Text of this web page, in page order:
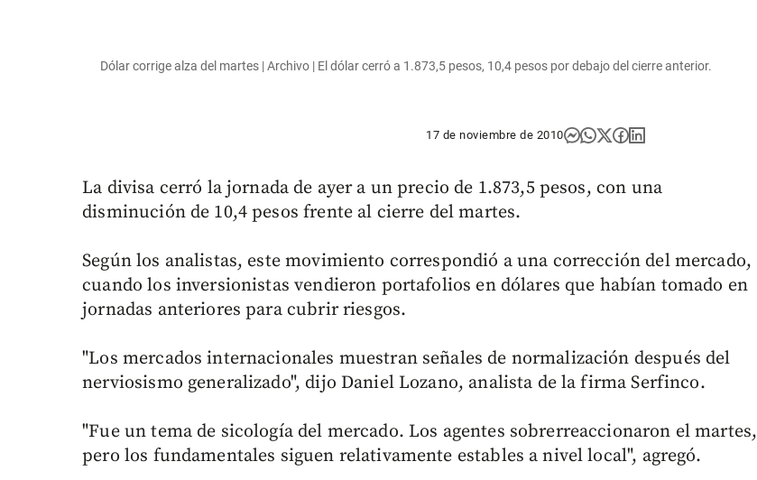
Dólar corrige alza del martes | Archivo | El dólar cerró a 1.873,5 pesos, 10,4 pesos por debajo del cierre anterior.
17 de noviembre de 2010
La divisa cerró la jornada de ayer a un precio de 1.873,5 pesos, con una
disminución de 10,4 pesos frente al cierre del martes.
Según los analistas, este movimiento correspondió a una corrección del mercado,
cuando los inversionistas vendieron portafolios en dólares que habían tomado en
jornadas anteriores para cubrir riesgos.
"Los mercados internacionales muestran señales de normalización después del
nerviosismo generalizado", dijo Daniel Lozano, analista de la firma Serfinco.
"Fue un tema de sicología del mercado. Los agentes sobrerreaccionaron el martes,
pero los fundamentales siguen relativamente estables a nivel local", agregó.